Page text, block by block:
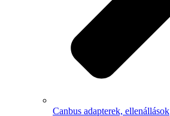
Canbus adapterek, ellenállások